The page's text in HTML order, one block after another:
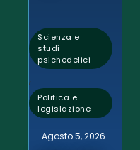
Scienza e
studi
psichedelici
,
Politica e
legislazione
Agosto 5, 2026